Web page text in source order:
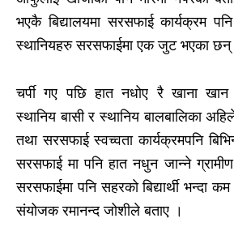
भएकै बिद्यालयमा सरसफाई कार्यक्रम
स्थानियहरु सरसफाईमा एक जुट भएका छन्
चर्पी गए पछि हात नधोए रै खाना खान
स्थानिय बासी र स्थानिय बालबालिका
तथा सरसफाई स्वच्वता कार्यक्रमपनि
सरसफाई मा पनि हात नधुन जान्ने ग्रामीण
सरसफाईमा पनि सहरको बिद्यार्थी भन्दा
संयोजक रमानन्द जोशीले बताए ।